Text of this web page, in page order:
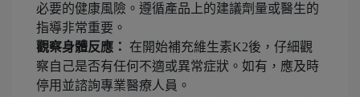
必要的健康風險。遵循產品上的建議劑量或醫生的
指導非常重要。
觀察身體反應： 在開始補充維生素K2後，仔細觀
察自己是否有任何不適或異常症狀。如有，應及時
停用並諮詢專業醫療人員。